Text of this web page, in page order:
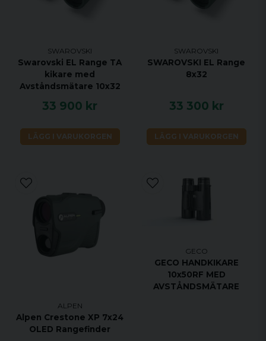
SWAROVSKI
Swarovski EL Range TA
kikare med
Avståndsmätare 10x32
33 900 kr
LÄGG I VARUKORGEN
SWAROVSKI
SWAROVSKI EL Range
8x32
33 300 kr
LÄGG I VARUKORGEN
ALPEN
Alpen Crestone XP 7x24
OLED Rangefinder
GECO
GECO HANDKIKARE
10x50RF MED
AVSTÅNDSMÄTARE